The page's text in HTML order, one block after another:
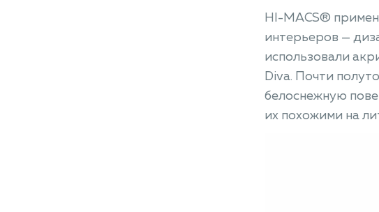
HI-MACS®
интерьеров —
использовали
Diva. Почти
белоснежную
их похожими на